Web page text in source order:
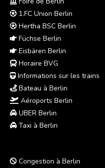
1.FC Union Berlin
Hertha BSC Berlin
Füchse Berlin
Eisbären Berlin
Horaire BVG
Informations sur les trains
Bateau à Berlin
Aéroports Berlin
UBER Berlin
Taxi à Berlin
Congestion à Berlin